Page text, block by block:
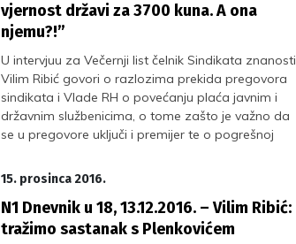
vjernost državi za 3700 kuna. A ona
njemu?!”
U intervjuu za Večernji list čelnik Sindikata znanosti
Vilim Ribić govori o razlozima prekida pregovora
sindikata i Vlade RH o povećanju plaća javnim i
državnim službenicima, o tome zašto je važno da
se u pregovore uključi i premijer te o pogrešnoj
partnerske odnose vlada i sindikata.
15. prosinca 2016.
N1 Dnevnik u 18, 13.12.2016. – Vilim Ribić:
tražimo sastanak s Plenkovićem